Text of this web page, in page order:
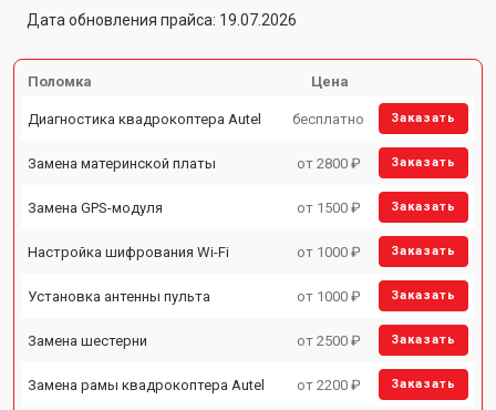
Дата обновления прайса: 19.07.2026
Поломка Цена
Диагностика квадрокоптера Autel бесплатно Заказать
Замена материнской платы от 2800 ₽ Заказать
Замена GPS-модуля от 1500 ₽ Заказать
Настройка шифрования Wi-Fi от 1000 ₽ Заказать
Установка антенны пульта от 1000 ₽ Заказать
Замена шестерни от 2500 ₽ Заказать
Замена рамы квадрокоптера Autel от 2200 ₽ Заказать